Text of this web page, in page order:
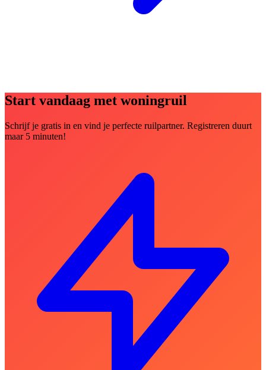
Start vandaag met woningruil
Schrijf je gratis in en vind je perfecte ruilpartner. Registreren duurt
maar 5 minuten!